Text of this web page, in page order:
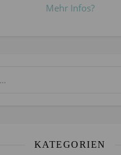
Mehr Infos?
KATEGORIEN